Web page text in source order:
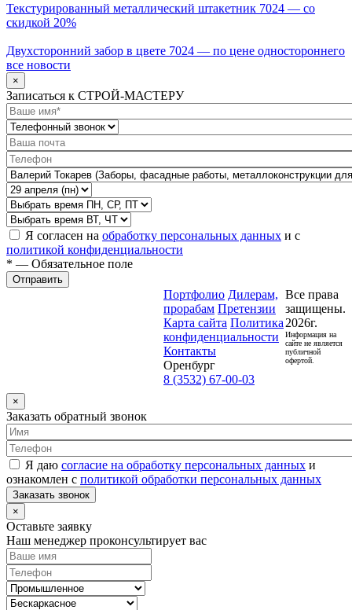
Текстурированный металлический штакетник 7024 — со
скидкой 20%
Двухсторонний забор в цвете 7024 — по цене одностороннего
все новости
×
Записаться к СТРОЙ-МАСТЕРУ
Я согласен на обработку персональных данных и с
политикой конфиденциальности
* — Обязательное поле
Отправить
Портфолио Дилерам,
прорабам Претензии
Карта сайта Политика
конфиденциальности
Контакты
Оренбург
8 (3532) 67-00-03
Все права
защищены.
2026г.
Информация на
сайте не является
публичной
офертой.
×
Заказать обратный звонок
Я даю согласие на обработку персональных данных и
ознакомлен с политикой обработки персональных данных
Заказать звонок
×
Оставьте заявку
Наш менеджер проконсультирует вас